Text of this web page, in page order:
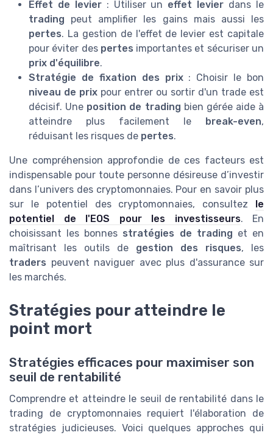
Effet de levier: Utiliser un effet levier dans le
trading peut amplifier les gains mais aussi les
pertes. La gestion de l'effet de levier est capitale
pour éviter des pertes importantes et sécuriser un
prix d'équilibre.
Stratégie de fixation des prix: Choisir le bon
niveau de prix pour entrer ou sortir d'un trade est
décisif. Une position de trading bien gérée aide à
atteindre plus facilement le
break-even,
réduisant les risques de pertes.
Une compréhension approfondie de ces facteurs est
indispensable pour toute personne désireuse d’investir
dans l’univers des cryptomonnaies. Pour en savoir plus
sur le potentiel des cryptomonnaies, consultez
le
potentiel de l'EOS pour les investisseurs. En
choisissant les bonnes stratégies de trading et en
maîtrisant les outils de gestion des risques, les
traders peuvent naviguer avec plus d'assurance sur
les marchés.
Stratégies pour atteindre le
point mort
Stratégies efficaces pour maximiser son
seuil de rentabilité
Comprendre et atteindre le seuil de rentabilité dans le
trading de cryptomonnaies requiert l'élaboration de
stratégies judicieuses. Voici quelques approches qui